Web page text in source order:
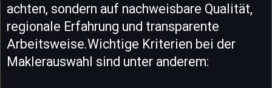
achten, sondern auf nachweisbare Qualität,
regionale Erfahrung und transparente
Arbeitsweise.Wichtige Kriterien bei der
Maklerauswahl sind unter anderem: